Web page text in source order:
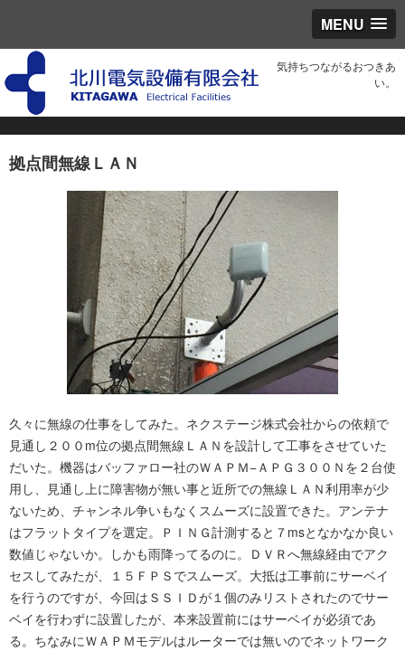
MENU
気持ちつながるおつきあ
い。
拠点間無線ＬＡＮ
久々に無線の仕事をしてみた。ネクステージ株式会社からの依頼で
見通し２００m位の拠点間無線ＬＡＮを設計して工事をさせていた
だいた。機器はバッファロー社のＷＡＰＭ−ＡＰＧ３００Ｎを２台使
用し、見通し上に障害物が無い事と近所での無線ＬＡＮ利用率が少
ないため、チャンネル争いもなくスムーズに設置できた。アンテナ
はフラットタイプを選定。ＰＩＮＧ計測すると７msとなかなか良い
数値じゃないか。しかも雨降ってるのに。ＤＶＲへ無線経由でアク
セスしてみたが、１５ＦＰＳでスムーズ。大抵は工事前にサーベイ
を行うのですが、今回はＳＳＩＤが１個のみリストされたのでサー
ベイを行わずに設置したが、本来設置前にはサーベイが必須であ
る。ちなみにＷＡＰＭモデルはルーターでは無いのでネットワーク